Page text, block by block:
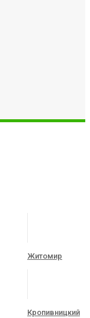
Житомир
Кропивницкий